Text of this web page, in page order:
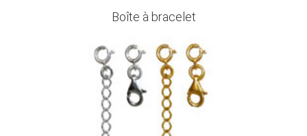
Boîte à bracelet